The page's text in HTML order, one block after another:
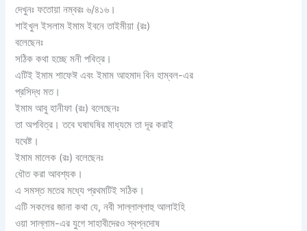
দেখুনঃ ফতোয়া নম্বরঃ ৬/৪১৬।
শাইখুল ইসলাম ইমাম ইবনে তাইমীয়া (রঃ)
বলেছেনঃ
সঠিক কথা হচ্ছে মনী পবিত্র।
এটিই ইমাম শাফেঈ এবং ইমাম আহমাদ বিন হাম্বল-এর
প্রসিদ্ধ মত।
ইমাম আবু হানীফা (রঃ) বলেছেনঃ
তা অপবিত্র। তবে ঘষাঘষির মাধ্যমে তা দূর করাই
যথেষ্ট।
ইমাম মালেক (রঃ) বলেছেনঃ
ধৌত করা আবশ্যক।
এ সমস্ত মতের মধ্যে প্রথমটিই সঠিক।
এটি সকলের জানা কথা যে, নবী সাল্লাল্লাহু আলাইহি
ওয়া সাল্লাম-এর যুগে সাহাবীদেরও স্বপ্নদোষ